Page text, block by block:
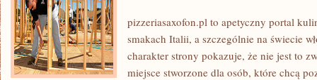
pizzeriasaxofon.pl to apetyczny portal
smakach Italii, a szczególnie na świecie
charakter strony pokazuje, że nie jest to
miejsce stworzone dla osób, które chcą